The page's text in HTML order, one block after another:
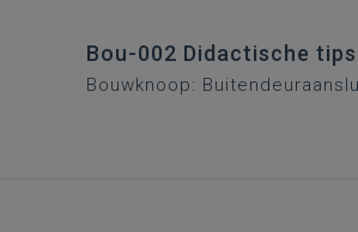
Bou-002 Didactische
Bouwknoop: